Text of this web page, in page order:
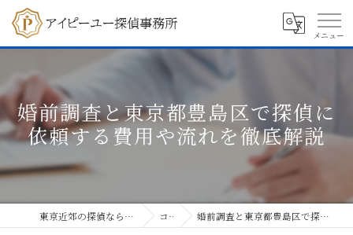
婚前調査と東京都豊島区で探偵に
依頼する費用や流れを徹底解説
東京近郊の探偵ならアイピーユー探偵事務所 コラム 婚前調査と東京都豊島区で探偵に依頼する費用や流れを徹底解説